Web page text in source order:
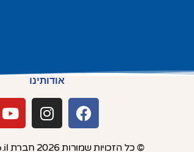
אודותינו
© כל הזכויות שמורות 2026 חברת Travelers.co.il